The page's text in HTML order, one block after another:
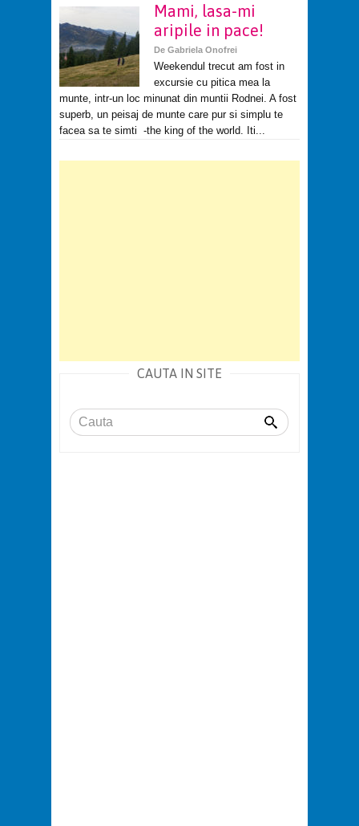
Mami, lasa-mi
aripile in pace!
De Gabriela Onofrei
Weekendul trecut am fost in
excursie cu pitica mea la
munte, intr-un loc minunat din muntii Rodnei. A fost
superb, un peisaj de munte care pur si simplu te
facea sa te simti -the king of the world. Iti...
CAUTA IN SITE